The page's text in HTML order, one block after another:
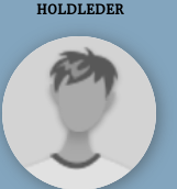
HOLDLEDER